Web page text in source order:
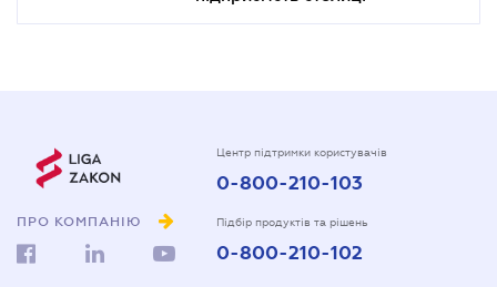
ПРО КОМПАНІЮ
Центр підтримки користувачів
0-800-210-103
Підбір продуктів та рішень
0-800-210-102